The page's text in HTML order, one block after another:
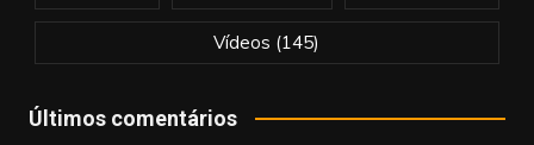
Vídeos (145)
Últimos comentários